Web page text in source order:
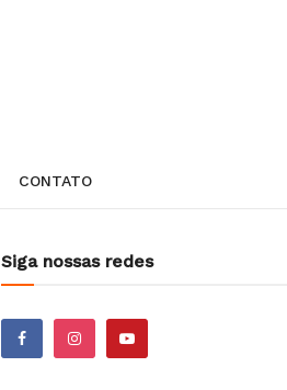
CONTATO
Siga nossas redes